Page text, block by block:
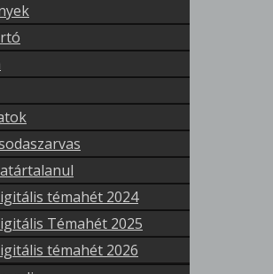
témahét 2024
Témahét 2025
témahét 2026